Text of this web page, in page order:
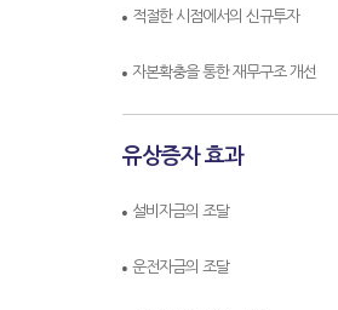
적절한 시점에서의 신규투자
자본확충을 통한 재무구조 개선
유상증자 효과
설비자금의 조달
운전자금의 조달